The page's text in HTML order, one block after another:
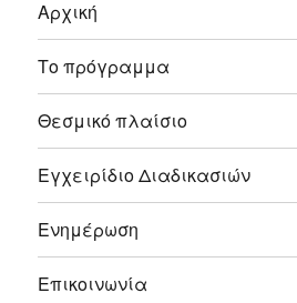
Αρχική
Το πρόγραμμα
Θεσμικό πλαίσιο
Εγχειρίδιο Διαδικασιών
Ενημέρωση
Επικοινωνία